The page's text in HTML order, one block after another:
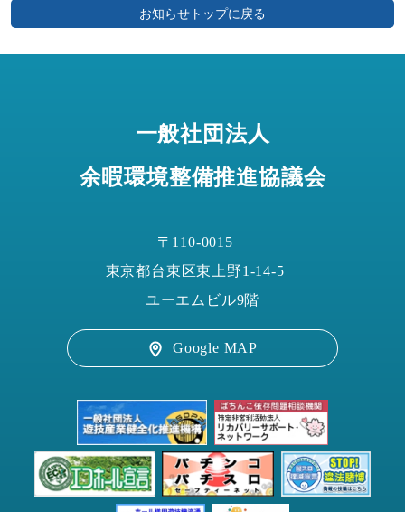
お知らせトップに戻る
一般社団法人
余暇環境整備推進協議会
〒110-0015
東京都台東区東上野1-14-5
ユーエムビル9階
Google MAP